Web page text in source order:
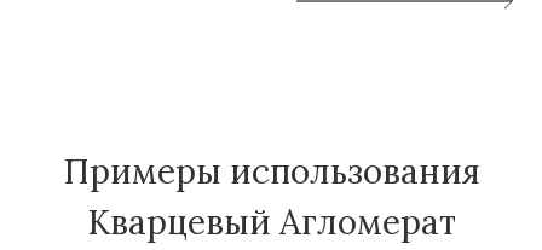
Примеры использования
Кварцевый Агломерат